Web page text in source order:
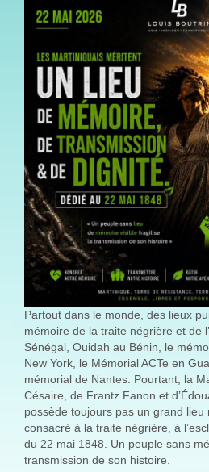
Partout dans le monde, des lieux
mémoire de la traite négrière et de
Sénégal, Ouidah au Bénin, le
New York, le Mémorial ACTe en
mémorial de Nantes. Pourtant, la
Césaire, de Frantz Fanon et
possède toujours pas un grand
consacré à la traite négrière, à
du 22 mai 1848. Un peuple sans
transmission de son histoire.